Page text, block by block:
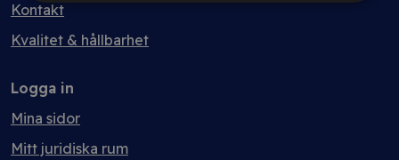
Kontakt
Kvalitet & hållbarhet
Logga in
Mina sidor
Mitt juridiska rum